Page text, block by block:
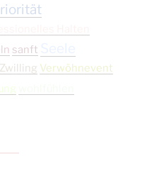
sanft
Verwöhnevent